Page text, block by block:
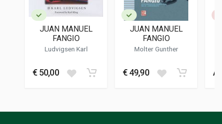
DATA DI STAMPA
06/1961
15 x 21 x 1,5 cm
Informazioni aggiuntive
JUAN MANUEL
FANGIO
Ludvigsen Karl
€ 50,00
JUAN MANUEL
FANGIO
Molter Gunther
€ 49,90